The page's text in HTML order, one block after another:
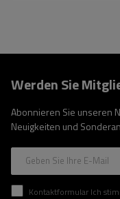
Werden Sie
Abonnieren Sie unseren
Neuigkeiten und
Geben Sie Ihre E-Mail
Kontaktformular Ich stimme der Verarbeitung meiner im